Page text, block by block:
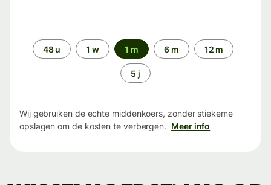
Periode48 u 1 w 1 m 6 m 12 m
5 j
Wij gebruiken de echte middenkoers, zonder stiekeme
opslagen om de kosten te verbergen. Meer info